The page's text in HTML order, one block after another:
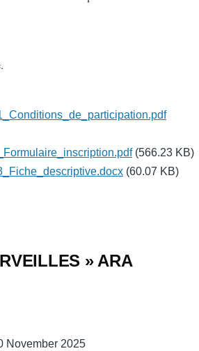
(566.23 KB)
(60.07 KB)
» ARA
November 2025